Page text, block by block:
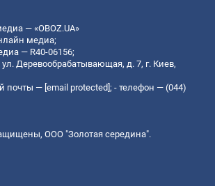
— «OBOZ.UA»
медиа;
— R40-06156;
Деревообрабатывающая, д. 7, г. Киев,
почты — [email protected] ; - телефон — (044)
ООО "Золотая середина".